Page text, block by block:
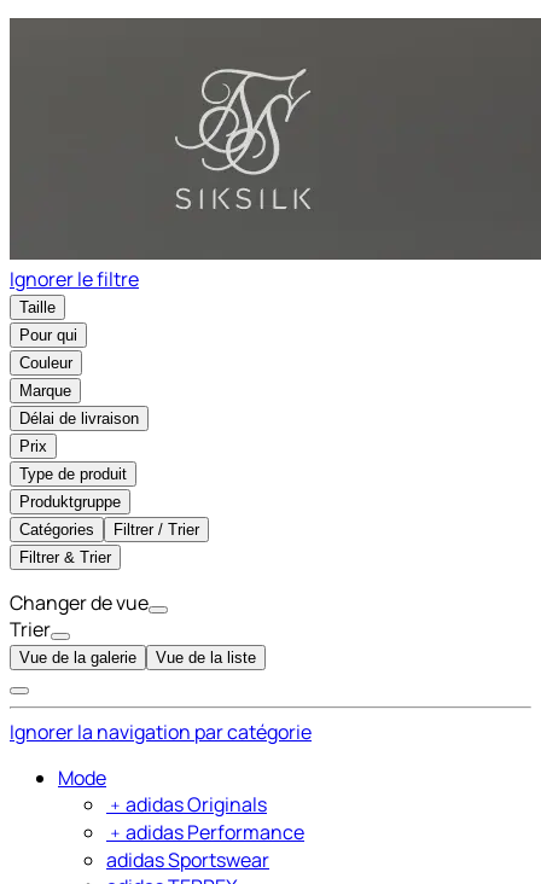
Ignorer le filtre
Taille
Pour qui
Couleur
Marque
Délai de livraison
Prix
Type de produit
Produktgruppe
Catégories
Filtrer / Trier
Filtrer & Trier
Changer de vue
Trier
Vue de la galerie Vue de la liste
Ignorer la navigation par catégorie
Mode
﹢ adidas Originals
﹢ adidas Performance
adidas Sportswear